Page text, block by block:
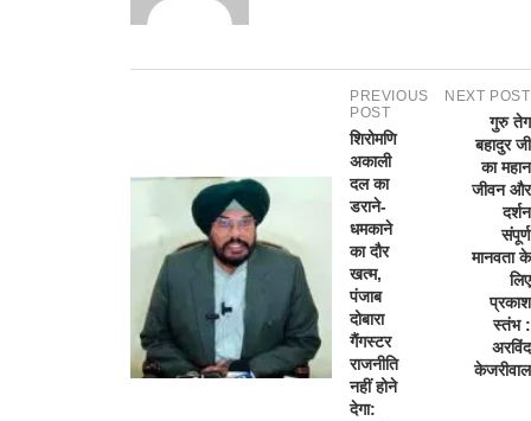
PREVIOUS
POST
शिरोमणि
अकाली
दल का
डराने-
धमकाने
का दौर
खत्म,
पंजाब
दोबारा
गैंगस्टर
राजनीति
नहीं होने
देगा:
NEXT POST
गुरु तेग
बहादुर जी
का महान
जीवन और
दर्शन
संपूर्ण
मानवता के
लिए
प्रकाश
स्तंभ :
अरविंद
केजरीवाल